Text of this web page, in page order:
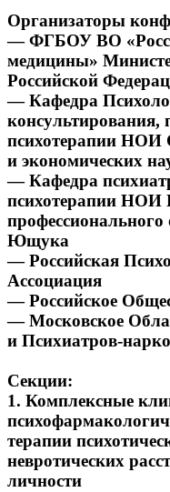
Организаторы
— ФГБОУ ВО
медицины»
Российской
— Кафедра
консультирования,
психотерапии НОИ
и экономических
— Кафедра
психотерапии НОИ
Ющука
— Российская
Ассоциация
— Российское
— Московское
и Психиатров-
Секции:
1. Комплексные
терапии
невротических
личности